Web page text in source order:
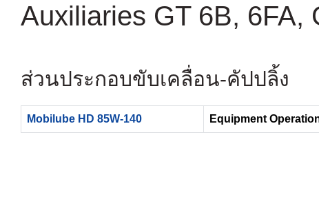
Auxiliaries GT 6B, 6FA,
ส่วนประกอบขับเคลื่อน- คัปปลิ้ง
Mobilube HD 85W-140 Equipment